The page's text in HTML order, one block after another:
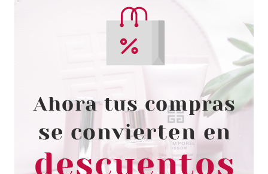
CLARINS
CLARINS BALSAMO CUERPO
SUPER HIDRATANTE 400 ML
Pvr 49.00€
-31%
desde
33.90€